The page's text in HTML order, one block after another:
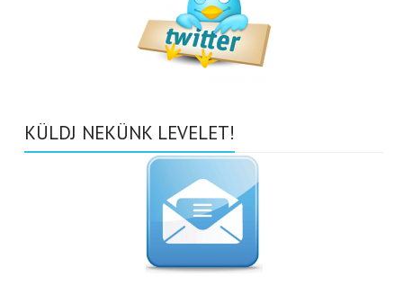
KÜLDJ NEKÜNK LEVELET!